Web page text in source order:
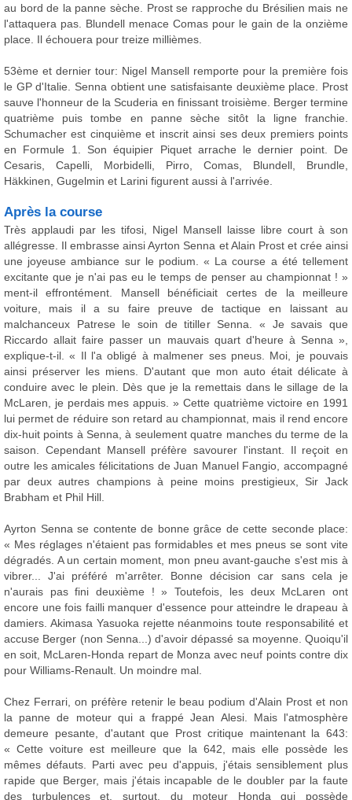
au bord de la panne sèche. Prost se rapproche du Brésilien mais ne
l'attaquera pas. Blundell menace Comas pour le gain de la onzième
place. Il échouera pour treize millièmes.
53ème et dernier tour: Nigel Mansell remporte pour la première fois
le GP d'Italie. Senna obtient une satisfaisante deuxième place. Prost
sauve l'honneur de la Scuderia en finissant troisième. Berger termine
quatrième puis tombe en panne sèche sitôt la ligne franchie.
Schumacher est cinquième et inscrit ainsi ses deux premiers points
en Formule 1. Son équipier Piquet arrache le dernier point. De
Cesaris, Capelli, Morbidelli, Pirro, Comas, Blundell, Brundle,
Häkkinen, Gugelmin et Larini figurent aussi à l'arrivée.
Après la course
Très applaudi par les tifosi, Nigel Mansell laisse libre court à son
allégresse. Il embrasse ainsi Ayrton Senna et Alain Prost et crée ainsi
une joyeuse ambiance sur le podium. « La course a été tellement
excitante que je n'ai pas eu le temps de penser au championnat ! »
ment-il effrontément. Mansell bénéficiait certes de la meilleure
voiture, mais il a su faire preuve de tactique en laissant au
malchanceux Patrese le soin de titiller Senna. « Je savais que
Riccardo allait faire passer un mauvais quart d'heure à Senna »,
explique-t-il. « Il l'a obligé à malmener ses pneus. Moi, je pouvais
ainsi préserver les miens. D'autant que mon auto était délicate à
conduire avec le plein. Dès que je la remettais dans le sillage de la
McLaren, je perdais mes appuis. » Cette quatrième victoire en 1991
lui permet de réduire son retard au championnat, mais il rend encore
dix-huit points à Senna, à seulement quatre manches du terme de la
saison. Cependant Mansell préfère savourer l'instant. Il reçoit en
outre les amicales félicitations de Juan Manuel Fangio, accompagné
par deux autres champions à peine moins prestigieux, Sir Jack
Brabham et Phil Hill.
Ayrton Senna se contente de bonne grâce de cette seconde place:
« Mes réglages n'étaient pas formidables et mes pneus se sont vite
dégradés. A un certain moment, mon pneu avant-gauche s'est mis à
vibrer... J'ai préféré m'arrêter. Bonne décision car sans cela je
n'aurais pas fini deuxième ! » Toutefois, les deux McLaren ont
encore une fois failli manquer d'essence pour atteindre le drapeau à
damiers. Akimasa Yasuoka rejette néanmoins toute responsabilité et
accuse Berger (non Senna...) d'avoir dépassé sa moyenne. Quoiqu'il
en soit, McLaren-Honda repart de Monza avec neuf points contre dix
pour Williams-Renault. Un moindre mal.
Chez Ferrari, on préfère retenir le beau podium d'Alain Prost et non
la panne de moteur qui a frappé Jean Alesi. Mais l'atmosphère
demeure pesante, d'autant que Prost critique maintenant la 643:
« Cette voiture est meilleure que la 642, mais elle possède les
mêmes défauts. Parti avec peu d'appuis, j'étais sensiblement plus
rapide que Berger, mais j'étais incapable de le doubler par la faute
des turbulences et, surtout, du moteur Honda qui possède